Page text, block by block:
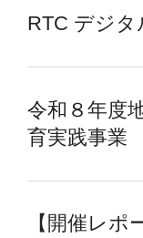
RTC デジタ
令和８年度
育実践事業
【開催レポ